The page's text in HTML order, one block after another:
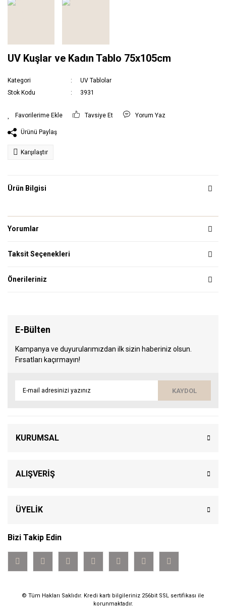
UV Kuşlar ve Kadın Tablo 75x105cm
Kategori
UV Tablolar
Stok Kodu
3931
Tavsiye Et Yorum Yaz
Ürünü Paylaş
Karşılaştır
Ürün Bilgisi
Yorumlar
Taksit Seçenekleri
Önerileriniz
E-Bülten
Kampanya ve duyurularımızdan ilk sizin haberiniz olsun.
Fırsatları kaçırmayın!
KAYDOL
KURUMSAL
ALIŞVERİŞ
ÜYELİK
Bizi Takip Edin
© Tüm Hakları Saklıdır. Kredi kartı bilgileriniz 256bit SSL sertifikası ile
korunmaktadır.